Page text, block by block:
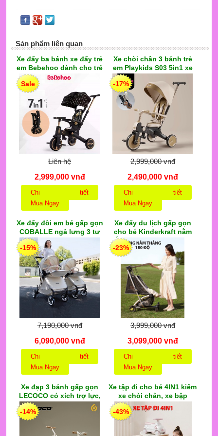
Sản phẩm liên quan
Xe đẩy ba bánh xe đẩy trẻ
em Bebehoo dành cho trẻ
em từ 1-6 tuổi, nhẹ, có thể
gấp lại đi máy bay, ghế
xoay 360 độ
Sale
Liên hệ
2,999,000 vnđ
Chi tiết
Mua Ngay
Xe chòi chân 3 bánh trẻ
em Playkids S03 5in1 xe
đẩy có mái che lớn, dành
cho bé từ 6 tháng 5 tuổi,
tải trọng đến 30KG
-17%
2,999,000 vnđ
2,490,000 vnđ
Chi tiết
Mua Ngay
Xe đẩy đôi em bé gấp gọn
COBALLE ngả lưng 3 tư
thế, khung hợp kim nhôm
siêu nhẹ 7kg Gồm 2 xe
ĐẶC BIỆT mái che bằng
gia
-15%
7,190,000 vnđ
6,090,000 vnđ
Chi tiết
Mua Ngay
Xe đẩy du lịch gấp gọn
cho bé Kinderkraft nằm
ĐỨC đi máy bay siêu nhẹ,
tải trọng 50kg, dễ dàng
gấp gọn bằng 1 tay
-23%
3,999,000 vnđ
3,099,000 vnđ
Chi tiết
Mua Ngay
Xe đạp 3 bánh gấp gọn
LECOCO có xích trợ lực,
xe chòi chân kiêm thăng
bằng 4in1 cho trẻ 2-5 tuổi
kèm tay đẩy sau
-14%
Xe tập đi cho bé 4IN1 kiêm
xe chòi chân, xe bập
bênh, xe kéo theo với
nhiều đồ chơi kèm nhạc
giúp bé nhận biết sớm
-43%